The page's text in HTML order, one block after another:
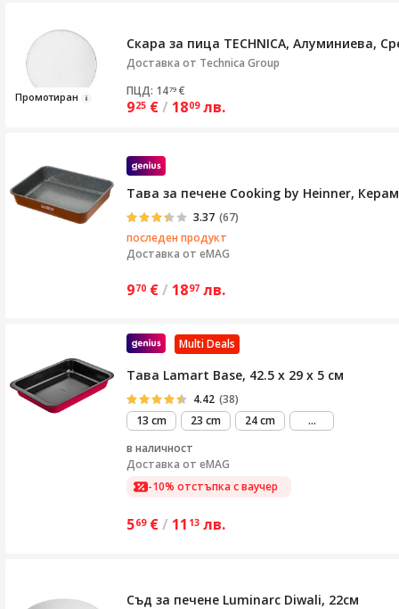
Промотиран
Скара за пица TECHNICA, Алуминиева,
Доставка от Technica Group
ПЦД: 1479 €
925 €/ 1809 лв.
Тава за печене Cooking by Heinner,
3.37 (67)
последен продукт
Доставка от eMAG
970 €/ 1897 лв.
Multi Deals
Тава Lamart Base, 42.5 x 29 x 5 см
4.42 (38)
13 cm
23 cm 24 cm ...виж
в наличност
Доставка от eMAG
-10% отстъпка с ваучер
569 €/ 11 13 лв.
Съд за печене Luminarc Diwali, 22см